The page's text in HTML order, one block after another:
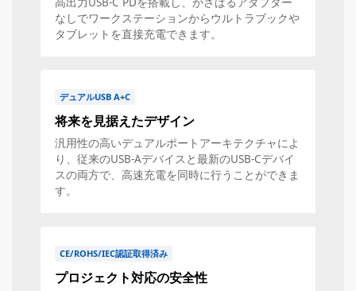
なしでワークステーションからウルトラブックや
タブレットを直接充電できます。
デュアルUSB A+C
将来を見据えたデザイン
汎用性の高いデュアルポートアーキテクチャによ
り、従来のUSB-Aデバイスと最新のUSB-Cデバイ
スの両方で、高速充電を同時に行うことができま
す。
CE/ROHS/IEC認証取得済み
プロジェクト対応の安全性